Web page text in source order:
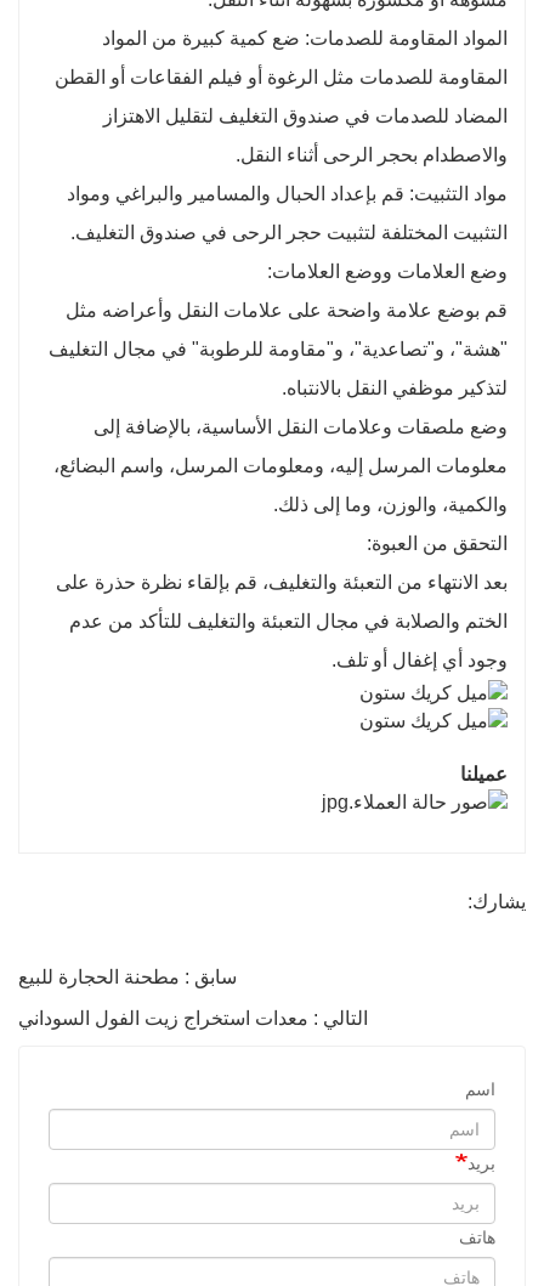
المواد المقاومة للصدمات: ضع كمية كبيرة من المواد
المقاومة للصدمات مثل الرغوة أو فيلم الفقاعات أو القطن
المضاد للصدمات في صندوق التغليف لتقليل الاهتزاز
والاصطدام بحجر الرحى أثناء النقل.
مواد التثبيت: قم بإعداد الحبال والمسامير والبراغي ومواد
التثبيت المختلفة لتثبيت حجر الرحى في صندوق التغليف.
وضع العلامات ووضع العلامات:
قم بوضع علامة واضحة على علامات النقل وأعراضه مثل
"هشة"، و"تصاعدية"، و"مقاومة للرطوبة" في مجال التغليف
لتذكير موظفي النقل بالانتباه.
وضع ملصقات وعلامات النقل الأساسية، بالإضافة إلى
معلومات المرسل إليه، ومعلومات المرسل، واسم البضائع،
والكمية، والوزن، وما إلى ذلك.
التحقق من العبوة:
بعد الانتهاء من التعبئة والتغليف، قم بإلقاء نظرة حذرة على
الختم والصلابة في مجال التعبئة والتغليف للتأكد من عدم
وجود أي إغفال أو تلف.
عميلنا
يشارك:
سابق : مطحنة الحجارة للبيع
التالي : معدات استخراج زيت الفول السوداني
اسم
بريد
هاتف